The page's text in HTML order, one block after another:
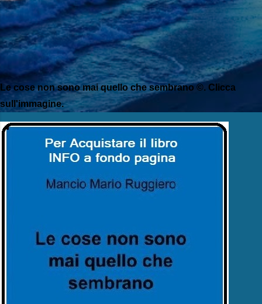
Le cose non sono mai quello che sembrano ©. Clicca
sull'immagine.